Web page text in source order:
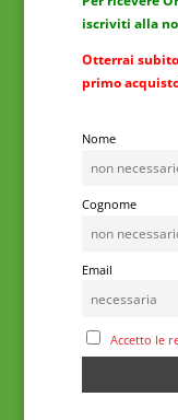
iscriviti alla
Otterrai subito
primo
Nome
Cognome
Email
Accetto le